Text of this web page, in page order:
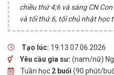
chiều thứ 4;6 và sáng CN
và tối thứ 6, tối chủ nhật học
Tạo lúc: 19:13 07.06.2026
Yêu cầu gia sư: (nam/nữ)
Tuần học 2 buổi (90 phút/